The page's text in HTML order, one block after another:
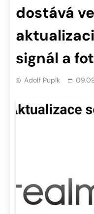
dostává
signál a
Adolf Pupík